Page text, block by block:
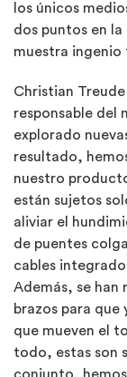
los únicos
dos puntos en
muestra
Christian
responsable del
explorado
resultado,
nuestro
están sujetos
aliviar el
de puentes
cables
Además, se han
brazos para que
que mueven el
todo, estas son